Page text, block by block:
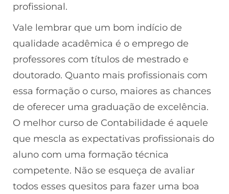
profissional.
Vale lembrar que um bom indício de
qualidade acadêmica é o emprego de
professores com títulos de mestrado e
doutorado. Quanto mais profissionais com
essa formação o curso, maiores as chances
de oferecer uma graduação de excelência.
O melhor curso de Contabilidade é aquele
que mescla as expectativas profissionais do
aluno com uma formação técnica
competente. Não se esqueça de avaliar
todos esses quesitos para fazer uma boa